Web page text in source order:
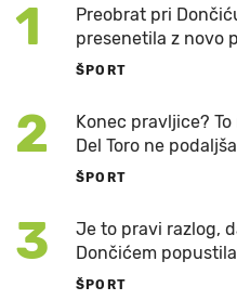
1
Preobrat pri
presenetila z novo
ŠPORT
2
Konec pravljice?
Del Toro ne
ŠPORT
3
Je to pravi razlog,
Dončićem
ŠPORT